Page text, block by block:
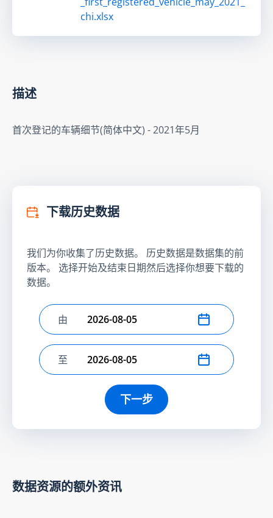
chi.xlsx
描述
首次登记的车辆细节(简体中文) - 2021年5月
下载历史数据
我们为你收集了历史数据。 历史数据是数据集的前
版本。 选择开始及结束日期然后选择你想要下载的
数据。
选择开始日期
由
选择结束日期
至
下一步
数据资源的额外资讯